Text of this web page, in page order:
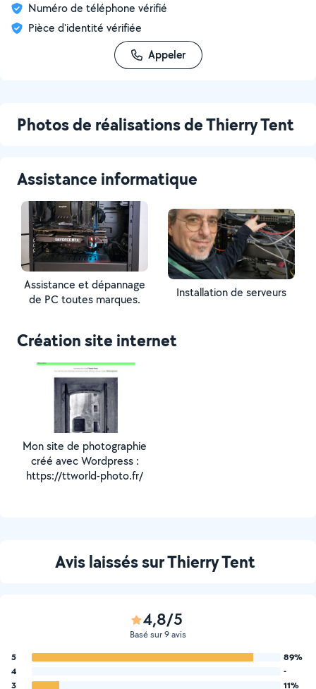
Numéro de téléphone vérifié
Pièce d'identité vérifiée
Appeler
Photos de réalisations de Thierry Tent
Assistance informatique
Assistance et dépannage
de PC toutes marques.
Installation de serveurs
Création site internet
Mon site de photographie
créé avec Wordpress :
https://ttworld-photo.fr/
Avis laissés sur Thierry Tent
4,8/5
Basé sur 9 avis
5
89%
4
-
3
11%